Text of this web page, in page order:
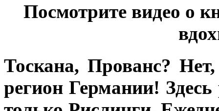
Посмотрите видео о
Тоскана, Прованс?
регион Германии!